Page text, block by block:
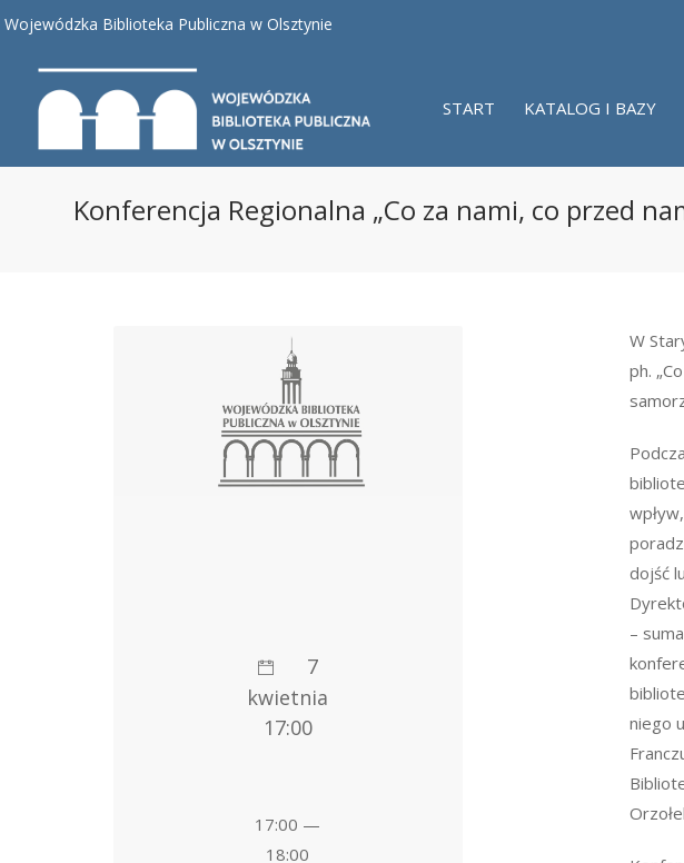
Wojewódzka Biblioteka Publiczna w Olsztynie
START KATALOG I BAZY
Konferencja Regionalna „Co za nami, co przed
W
ph.
dojść
–
niego
7
kwietnia
17:00
17:00 —
18:00